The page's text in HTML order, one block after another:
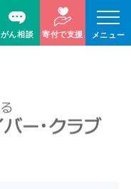
がん相談 寄付で支援 メニュー